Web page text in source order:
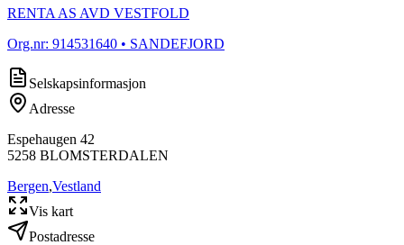
RENTA AS AVD VESTFOLD
Org.nr: 914531640 • SANDEFJORD
Selskapsinformasjon
Adresse
Espehaugen 42
5258 BLOMSTERDALEN
Bergen,Vestland
Vis kart
Postadresse